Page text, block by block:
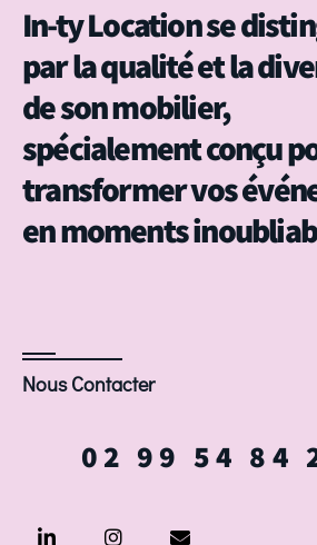
In-ty Location se
par la qualité et la
de son mobilier,
spécialement conçu
transformer vos
en moments
Nous Contacter
02 99 54 84